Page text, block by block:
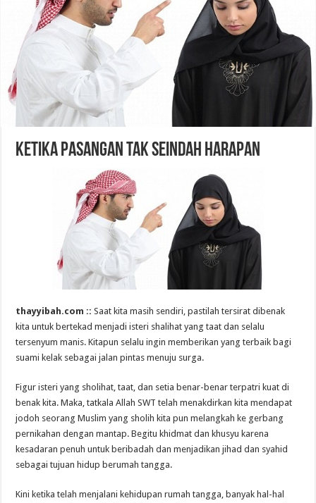
Ketika Pasangan Tak Seindah Harapan
thayyibah.com ::Saat kita masih sendiri, pastilah tersirat dibenak
kita untuk bertekad menjadi isteri shalihat yang taat dan selalu
tersenyum manis. Kitapun selalu ingin memberikan yang terbaik bagi
suami kelak sebagai jalan pintas menuju surga.
Figur isteri yang sholihat, taat, dan setia benar-benar terpatri kuat di
benak kita. Maka, tatkala Allah SWT telah menakdirkan kita mendapat
jodoh seorang Muslim yang sholih kita pun melangkah ke gerbang
pernikahan dengan mantap. Begitu khidmat dan khusyu karena
kesadaran penuh untuk beribadah dan menjadikan jihad dan syahid
sebagai tujuan hidup berumah tangga.
Kini ketika telah menjalani kehidupan rumah tangga, banyak hal-hal